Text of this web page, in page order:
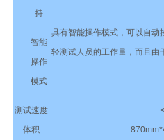
持
智能
操作
模式
具有智能操作模式，可以自动
轻测试人员的工作量，而且由
测试速度
体积